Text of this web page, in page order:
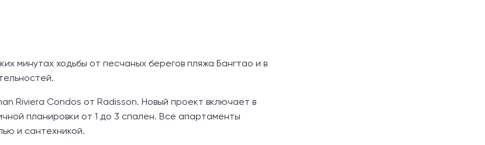
минутах ходьбы от песчаных берегов пляжа Бангтао и в
Riviera Condos от Radisson. Новый проект включает в
планировки от 1 до 3 спален. Все апартаменты
и сантехникой.